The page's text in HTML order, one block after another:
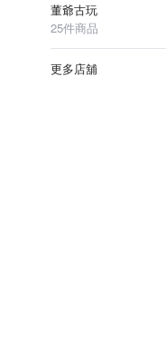
董爺古玩
25件商品
更多店舖